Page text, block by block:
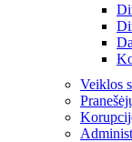
Veiklos